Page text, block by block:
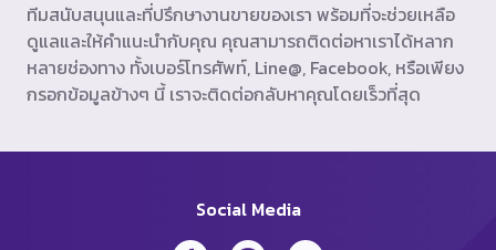
ทีมสนับสนุนและที่ปรึกษางานขายของเรา พร้อมที่จะช่วยเหลือ
ดูแลและให้คำแนะนำกับคุณ คุณสามารถติดต่อหาเราได้หลาก
หลายช่องทาง ทั้งเบอร์โทรศัพท์, Line@, Facebook, หรือเพียง
กรอกข้อมูลข้างๆ นี้ เราจะติดต่อกลับหาคุณโดยเร็วที่สุด
Social Media